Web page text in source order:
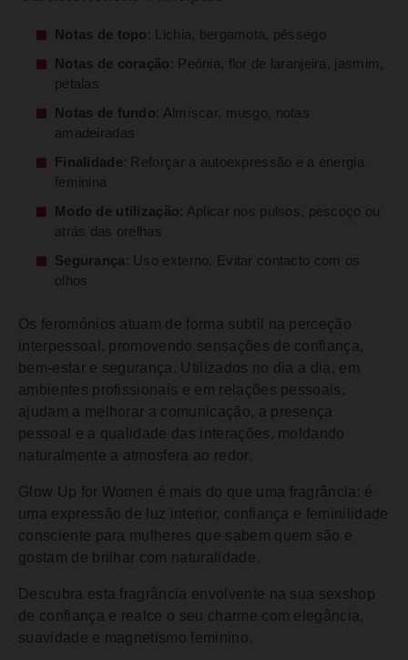
Notas de topo
: Lichia, bergamota, pêssego
Notas de coração
: Peónia, flor de laranjeira, jasmim,
pétalas
Notas de fundo : Almíscar, musgo, notas
amadeiradas
Finalidade : Reforçar a autoexpressão e a energia
feminina
Modo de utilização : Aplicar nos pulsos, pescoço ou
atrás das orelhas
Segurança
: Uso externo. Evitar contacto com os
olhos
Os feromónios atuam de forma subtil na perceção
interpessoal, promovendo sensações de confiança,
bem-estar e segurança. Utilizados no dia a dia, em
ambientes profissionais e em relações pessoais,
ajudam a melhorar a comunicação, a presença
pessoal e a qualidade das interações, moldando
naturalmente a atmosfera ao redor.
Glow Up for Women é mais do que uma fragrância: é
uma expressão de luz interior, confiança e feminilidade
consciente para mulheres que sabem quem são e
gostam de brilhar com naturalidade.
Descubra esta fragrância envolvente na sua sexshop
de confiança e realce o seu charme com elegância,
suavidade e magnetismo feminino.